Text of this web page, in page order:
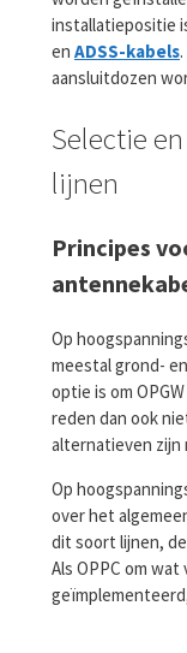
installatiepositie
en ADSS-kabels
aansluitdozen
Selectie
lijnen
Principes
Op
meestal grond-
optie is om
reden dan ook
alternatieven zijn
Op
over het
dit soort lijnen,
Als OPPC om